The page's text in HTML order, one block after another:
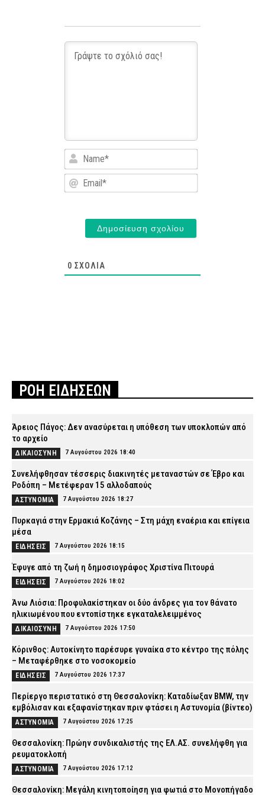
Name*
Email*
0 ΣΧΌΛΙΑ
ΡΟΗ ΕΙΔΗΣΕΩΝ
Άρειος Πάγος: Δεν ανασύρεται η υπόθεση των υποκλοπών από
το αρχείο
ΔΙΚΑΙΟΣΥΝΗ 7 Αυγούστου 2026 18:40
Συνελήφθησαν τέσσερις διακινητές μεταναστών σε Έβρο και
Ροδόπη – Μετέφεραν 15 αλλοδαπούς
ΑΣΤΥΝΟΜΙΑ 7 Αυγούστου 2026 18:27
Πυρκαγιά στην Ερμακιά Κοζάνης – Στη μάχη εναέρια και επίγεια
μέσα
ΕΙΔΗΣΕΙΣ 7 Αυγούστου 2026 18:15
Έφυγε από τη ζωή η δημοσιογράφος Χριστίνα Πιτουρά
ΕΙΔΗΣΕΙΣ 7 Αυγούστου 2026 18:02
Άνω Λιόσια: Προφυλακίστηκαν οι δύο άνδρες για τον θάνατο
ηλικιωμένου που εντοπίστηκε εγκαταλελειμμένος
ΔΙΚΑΙΟΣΥΝΗ 7 Αυγούστου 2026 17:50
Κόρινθος: Αυτοκίνητο παρέσυρε γυναίκα στο κέντρο της πόλης
– Μεταφέρθηκε στο νοσοκομείο
ΕΙΔΗΣΕΙΣ 7 Αυγούστου 2026 17:37
Περίεργο περιστατικό στη Θεσσαλονίκη: Καταδίωξαν BMW, την
εμβόλισαν και εξαφανίστηκαν πριν φτάσει η Αστυνομία (βίντεο)
ΑΣΤΥΝΟΜΙΑ 7 Αυγούστου 2026 17:25
Θεσσαλονίκη: Πρώην συνδικαλιστής της ΕΛ.ΑΣ. συνελήφθη για
ρευματοκλοπή
ΑΣΤΥΝΟΜΙΑ 7 Αυγούστου 2026 17:12
Θεσσαλονίκη: Μεγάλη κινητοποίηση για φωτιά στο Μονοπήγαδο